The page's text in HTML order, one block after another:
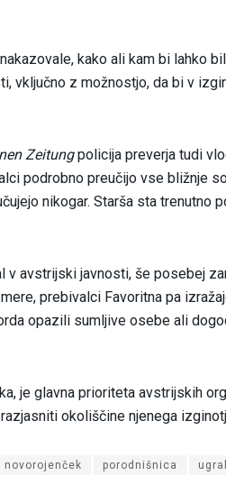
kako ali kam bi lahko
vključno z možnostjo, da bi v
Zeitungpolicija preverja tudi
podrobno preučijo vse bližnje
nikogar. Starša sta trenutno
v avstrijski javnosti, še posebej
prebivalci Favoritna pa
opazili sumljive osebe ali
je glavna prioriteta avstrijskih
okoliščine njenega
novorojenček porodnišnica